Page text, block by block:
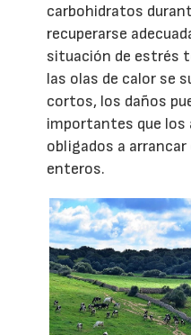
carbohidratos
recuperarse
situación de estrés
las olas de calor se
cortos, los daños
importantes que los
obligados a
enteros.